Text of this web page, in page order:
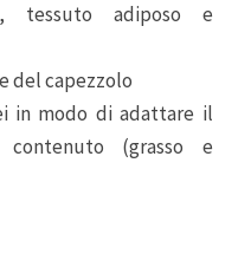
tessuto adiposo e
del capezzolo
in modo di adattare il
(grasso e